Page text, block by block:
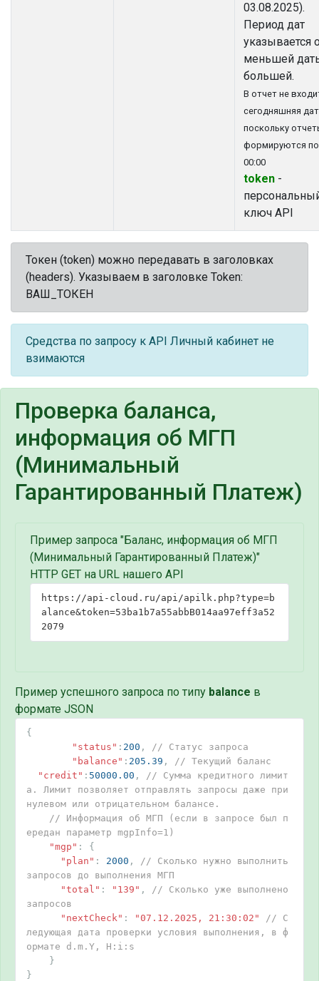
03.08.2025).
Период дат
указывается
меньшей
большей.
В отчет не
сегодняшняя
поскольку
формируются
00:00
token -
ключ API
Токен (token) можно передавать в заголовках
(headers). Указываем в заголовке Token:
ВАШ_ТОКЕН
Средства по запросу к API Личный кабинет не
взимаются
Проверка баланса,
информация об МГП
(Минимальный
Гарантированный Платеж)
Пример запроса "Баланс, информация об МГП
(Минимальный Гарантированный Платеж)"
HTTP GET на URL нашего API
https://api-cloud.ru/api/apilk.php?type=b
alance&token=53ba1b7a55abbB014aa97eff3a52
2079
Пример успешного запроса по типу balance в
формате JSON
{
"status" : 200 ,
// Статус запроса
"balance" : 205.39 ,
// Текущий баланс
"credit" : 50000.00 ,
// Сумма кредитного лимит
а. Лимит позволяет отправлять запросы даже при
нулевом или отрицательном балансе.
// Информация об МГП (если в запросе был п
ередан параметр mgpInfo=1)
"mgp" :
{
"plan" : 2000 ,
// Сколько нужно выполнить
запросов до выполнения МГП
"total" : "139" ,
// Сколько уже выполнено
запросов
"nextCheck" : "07.12.2025, 21:30:02"
// С
ледующая дата проверки условия выполнения, в ф
ормате d.m.Y, H:i:s
}
}